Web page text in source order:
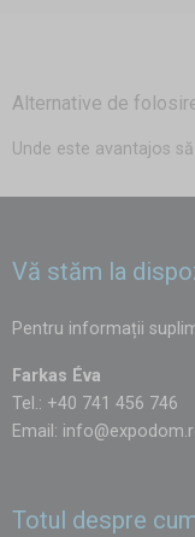
Alternative de
Unde este avantajos
Vă stăm la
Pentru informații
Farkas Éva
Tel.: +40 741 456 746
Email:
Totul despre